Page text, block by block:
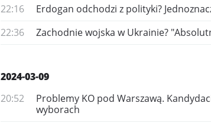
22:16
Erdogan odchodzi z polityki?
22:36
Zachodnie wojska w Ukrainie?
2024-03-09
20:52
Problemy KO pod Warszawą.
wyborach